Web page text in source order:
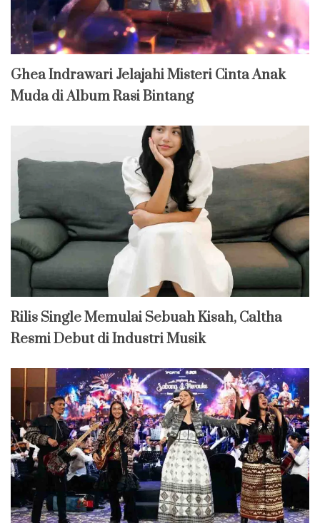
Ghea Indrawari Jelajahi Misteri Cinta Anak
Muda di Album Rasi Bintang
Rilis Single Memulai Sebuah Kisah, Caltha
Resmi Debut di Industri Musik